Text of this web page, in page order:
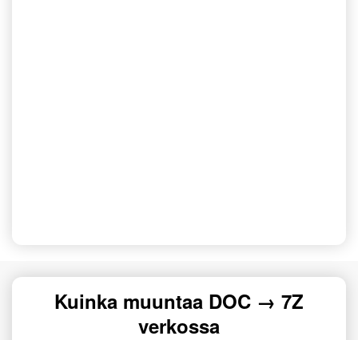
Kuinka muuntaa DOC → 7Z
verkossa